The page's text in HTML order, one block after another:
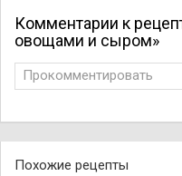
Комментарии к
овощами и сыром»
Прокомментировать
Похожие рецепты